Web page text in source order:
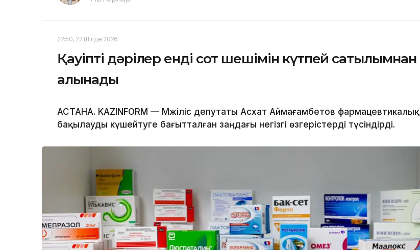
22:50, 22 Шілде 2026
Қауіпті дәрілер енді сот шешімін күтпей сатылымнан
алынады
АСТАНА. KAZINFORM — Мәжіліс депутаты Асхат Аймағамбетов фармацевтикалық
бақылауды күшейтуге бағытталған заңдағы негізгі өзгерістерді түсіндірді.